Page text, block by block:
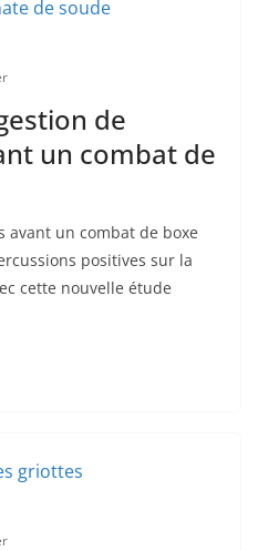
de
un combat de
avant un combat de boxe
positives sur la
cette nouvelle étude